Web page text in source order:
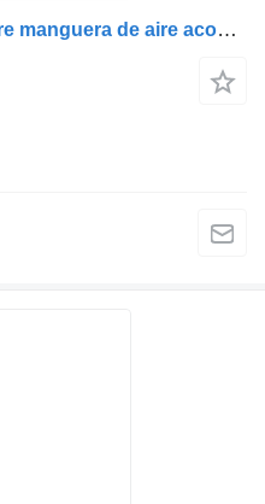
Conductă de Lichid de Răcire manguera de aire acondicionado para MAN 5106302/3429 (51063023429) camión